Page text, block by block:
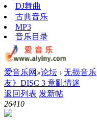
DJ舞曲
古典音乐
MP3
音乐目录
爱音乐网 »论坛 › 无损音乐
友》DISC 3 意亂情迷
返回列表 发新帖
26410